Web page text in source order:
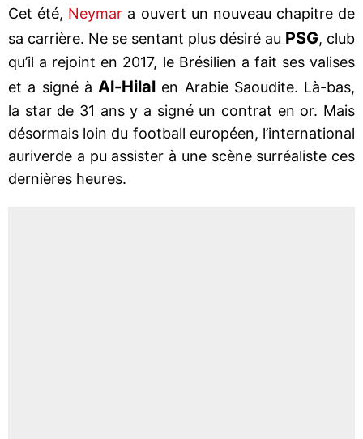
Cet été, Neymar a ouvert un nouveau chapitre de
sa carrière. Ne se sentant plus désiré au PSG, club
qu’il a rejoint en 2017, le Brésilien a fait ses valises
et a signé à Al-Hilal en Arabie Saoudite. Là-bas,
la star de 31 ans y a signé un contrat en or. Mais
désormais loin du football européen, l’international
auriverde a pu assister à une scène surréaliste ces
dernières heures.